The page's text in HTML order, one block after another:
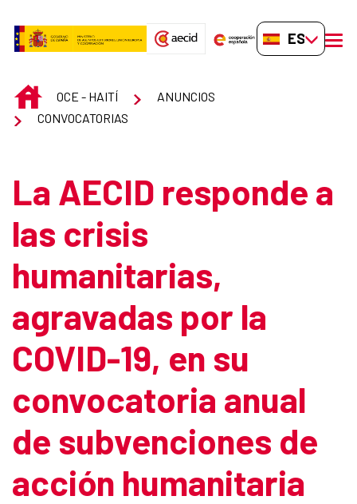
ES-ES
INICIOOCE - HAITÍ
ANUNCIOS
CONVOCATORIAS
La AECID responde a
las crisis
humanitarias,
agravadas por la
COVID-19, en su
convocatoria anual
de subvenciones de
acción humanitaria